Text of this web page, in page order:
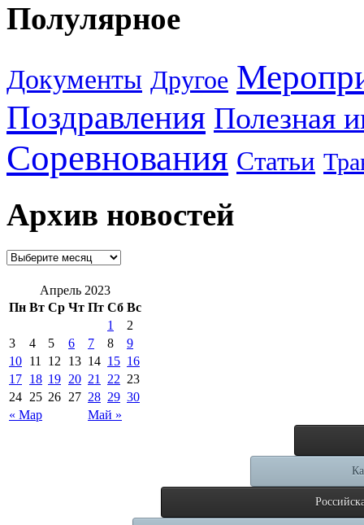
Полулярное
Документы Другое
Поздравления Полезная
Соревнования Статьи
Архив новостей
Апрель 2023
Пн Вт Ср Чт Пт Сб Вс
« Мар Май »
1
2
3
4 5 6 7 8
9
10 11 12 13 14 15 16
17 18 19 20 21 22 23
24 25 26 27 28 29 30